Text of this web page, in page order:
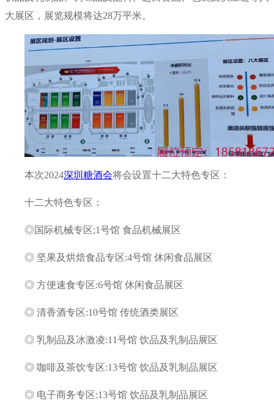
大展区，展览规模将达28万平米。
本次2024深圳糖酒会将会设置十二大特色专区：
十二大特色专区：
◎国际机械专区;1号馆 食品机械展区
◎ 坚果及烘焙食品专区:4号馆 休闲食品展区
◎ 方便速食专区:6号馆 休闲食品展区
◎ 清香酒专区:10号馆 传统酒类展区
◎ 乳制品及冰激凌:11号馆 饮品及乳制品展区
◎ 咖啡及茶饮专区:13号馆 饮品及乳制品展区
◎ 电子商务专区:13号馆 饮品及乳制品展区